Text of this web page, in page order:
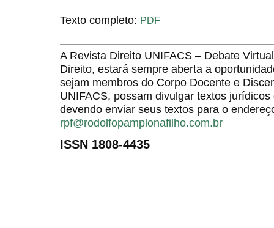
Texto completo: PDF
A Revista Direito UNIFACS – Debate
Direito, estará sempre aberta a
sejam membros do Corpo Docente e
UNIFACS, possam divulgar textos
devendo enviar seus textos para o
rpf@rodolfopamplonafilho.com.br
ISSN 1808-4435